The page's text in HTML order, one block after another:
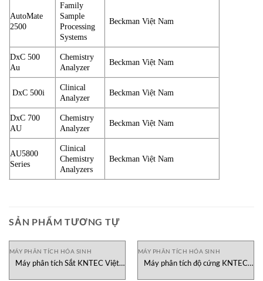
AutoMate
2500
Family
Sample
Processing
Systems
Beckman Việt Nam
DxC 500
Au
Chemistry
Analyzer
Beckman Việt Nam
DxC 500i
Clinical
Analyzer
Beckman Việt Nam
DxC 700
AU
Chemistry
Analyzer
Beckman Việt Nam
AU5800
Series
Clinical
Chemistry
Analyzers
Beckman Việt Nam
SẢN PHẨM TƯƠNG TỰ
MÁY PHÂN TÍCH HÓA SINH
Máy phân tích Sắt KNTEC Việt
MÁY PHÂN TÍCH HÓA SINH
Máy phân tích độ cứng KNTEC